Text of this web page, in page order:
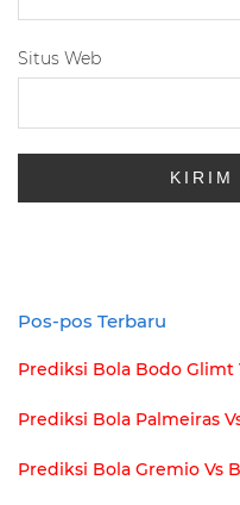
Situs Web
Pos-pos Terbaru
Prediksi Bola Bodo Glimt
Prediksi Bola Palmeiras
Prediksi Bola Gremio Vs